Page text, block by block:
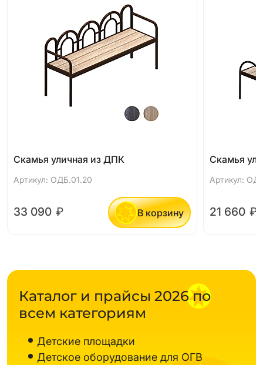
Скамья уличная из ДПК
Артикул: ОДБ.01.20
33 090 ₽ В корзину
Скамья
Артикул:
21 660 ₽
Каталог и прайсы 2026 по
всем категориям
Детские площадки
Детское оборудование для ОГВ